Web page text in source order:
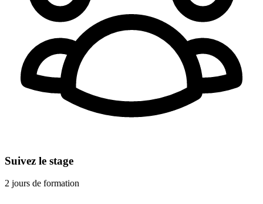
Suivez le stage
2 jours de formation